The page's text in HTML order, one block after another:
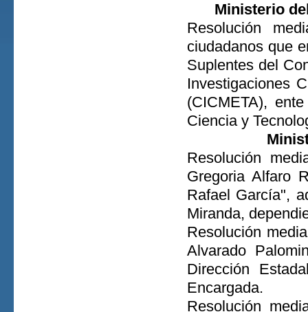
Ministerio
Resolución
ciudadanos que
Suplentes del
Investigaciones
(CICMETA),
Ciencia y
Resolución
Gregoria Alfaro
Rafael García",
Miranda,
Resolución
Alvarado
Dirección
Encargada.
Resolución